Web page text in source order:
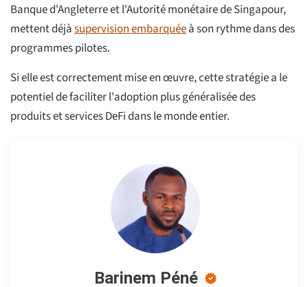
Banque d'Angleterre et l'Autorité monétaire de Singapour,
mettent déjàsupervision embarquéeà son rythme dans des
programmes pilotes.
Si elle est correctement mise en œuvre, cette stratégie a le
potentiel de faciliter l'adoption plus généralisée des
produits et services DeFi dans le monde entier.
Barinem Péné